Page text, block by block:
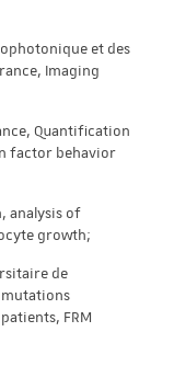
et des
Imaging
Quantification
factor behavior
analysis of
growth;
de
FRM